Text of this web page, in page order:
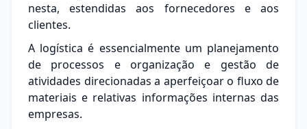
nesta, estendidas aos fornecedores e aos
clientes.
A logística é essencialmente um planejamento
de processos e organização e gestão de
atividades direcionadas a aperfeiçoar o fluxo de
materiais e relativas informações internas das
empresas.